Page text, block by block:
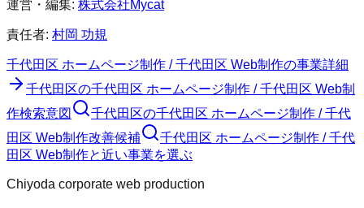
運営・編集: 株式会社Mycat
責任者: 村岡 功規
千代田区 ホームページ制作 / 千代田区 Web制作の事業詳細
千代田区の千代田区 ホームページ制作 / 千代田区 Web制
作検索意図 千代田区の千代田区 ホームページ制作 / 千代
田区 Web制作改善候補
千代田区 ホームページ制作 / 千代
田区 Web制作と近い事業を選ぶ
Chiyoda corporate web production